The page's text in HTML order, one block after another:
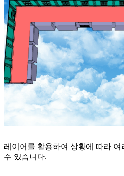
레이어를 활용하여 상황에 따라
수 있습니다.